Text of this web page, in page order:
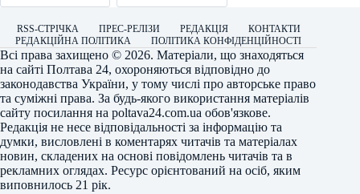
RSS-СТРІЧКА ПРЕС-РЕЛІЗИ РЕДАКЦІЯ
КОНТАКТИ
РЕДАКЦІЙНА ПОЛІТИКА
ПОЛІТИКА КОНФІДЕНЦІЙНОСТІ
Всі права захищено © 2026. Матеріали, що знаходяться
на сайті Полтава 24, охороняються відповідно до
законодавства України, у тому числі про авторське право
та суміжні права. За будь-якого використання матеріалів
сайту посилання на poltava24.com.ua обов'язкове.
Редакція не несе відповідальності за інформацію та
думки, висловлені в коментарях читачів та матеріалах
новин, складених на основі повідомлень читачів та в
рекламних оглядах. Ресурс орієнтований на осіб, яким
виповнилось 21 рік.